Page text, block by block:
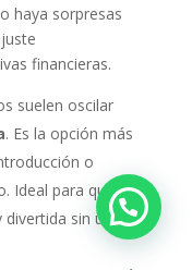
haya sorpresas
financieras.
suelen oscilar
. Es la opción más
o
Ideal para quienes
divertida sin una